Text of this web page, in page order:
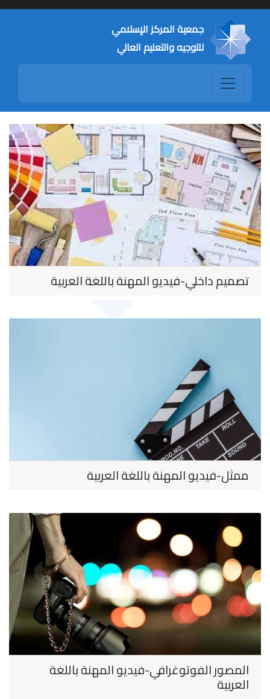
جمعية المركز الإسلامي
للتوجيه والتعليم العالي
تصميم داخلي-فيديو المهنة باللغة العربية
ممثل-فيديو المهنة باللغة العربية
المصور الفوتوغرافي-فيديو المهنة باللغة
العربية